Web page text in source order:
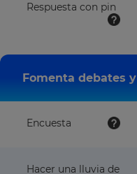
Respuesta con pin
Fomenta debates
Encuesta
Hacer una lluvia de